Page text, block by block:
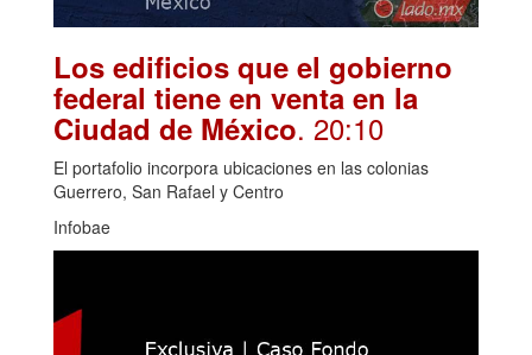
Los edificios que el gobierno
federal tiene en venta en la
Ciudad de México. 20:10
El portafolio incorpora ubicaciones en las colonias
Guerrero, San Rafael y Centro
Infobae